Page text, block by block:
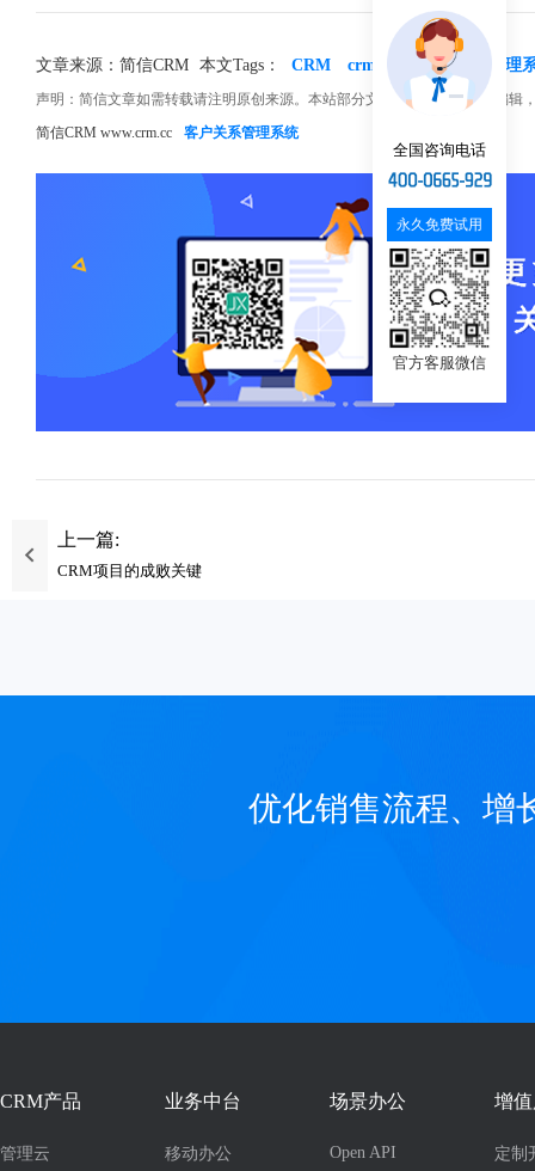
文章来源：简信CRM 本文Tags： CRM crm系统 crm客户管理
声明：简信文章如需转载请注明原创来源。本站部分文章和图片来源网络编
简信CRM www.crm.cc
客户关系管理系统
上一篇:
CRM项目的成败关键
优化销售流程、增
CRM产品
管理云
业务中台
移动办公
场景办公
Open API
增
定制
全国咨询电话
永久免费试用
官方客服微信